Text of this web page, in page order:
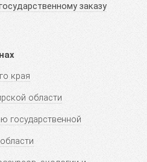
заказу
края
области
государственной